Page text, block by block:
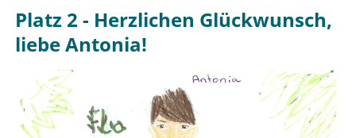
Platz 2 - Herzlichen Glückwunsch,
liebe Antonia!